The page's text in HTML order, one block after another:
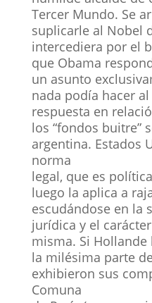
Tercer Mundo. Se
suplicarle al Nobel
intercediera por el
que Obama
un asunto
nada podía hacer
respuesta en
los “fondos buitre”
argentina. Estados
norma
legal, que es
luego la aplica a
escudándose en la
jurídica y el
misma. Si
la milésima parte
exhibieron sus
Comuna